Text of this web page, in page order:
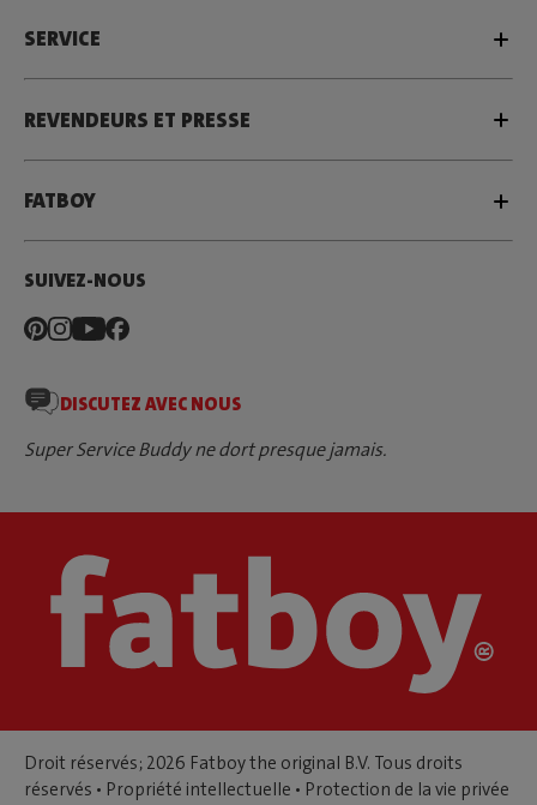
SERVICE
REVENDEURS ET PRESSE
FATBOY
SUIVEZ-NOUS
DISCUTEZ AVEC NOUS
Super Service Buddy ne dort presque jamais.
Droit réservés; 2026 Fatboy the original B.V. Tous droits
réservés • Propriété intellectuelle • Protection de la vie privée